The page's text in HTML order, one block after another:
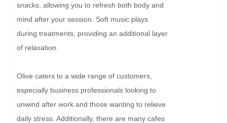
snacks, allowing you to refresh both body and
mind after your session. Soft music plays
during treatments, providing an additional layer
of relaxation.
Olive caters to a wide range of customers,
especially business professionals looking to
unwind after work and those wanting to relieve
daily stress. Additionally, there are many cafes